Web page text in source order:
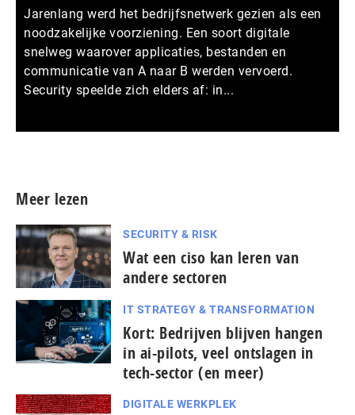
Jarenlang werd het bedrijfsnetwerk gezien als een
noodzakelijke voorziening. Een soort digitale
snelweg waarover applicaties, bestanden en
communicatie van A naar B werden vervoerd.
Security speelde zich elders af: in...
Meer lezen
SECURITY & RISK
Wat een ciso kan leren van
andere sectoren
IT STRATEGY & TRANSFORMATION
Kort: Bedrijven blijven hangen
in ai-pilots, veel ontslagen in
tech-sector (en meer)
DIGITALE WERKPLEK